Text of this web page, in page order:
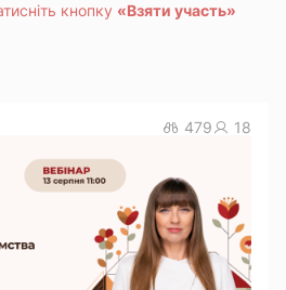
кнопку «Взяти участь»
479 18